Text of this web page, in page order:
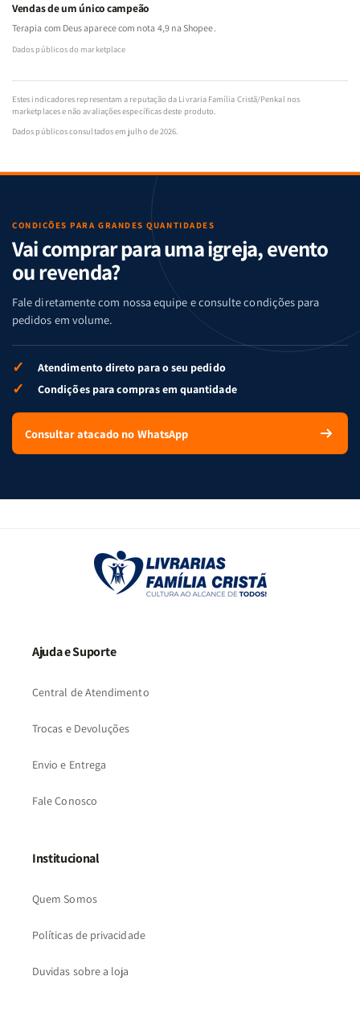
Vendas de um único campeão
Terapia com Deus aparece com nota 4,9 na Shopee.
Dados públicos do marketplace
Estes indicadores representam a reputação da Livraria Família Cristã/Penkal nos
marketplaces e não avaliações específicas deste produto.
Dados públicos consultados em julho de 2026.
CONDIÇÕES PARA GRANDES QUANTIDADES
Vai comprar para uma igreja, evento
ou revenda?
Fale diretamente com nossa equipe e consulte condições para
pedidos em volume.
✓ Atendimento direto para o seu pedido
✓ Condições para compras em quantidade
Consultar atacado no WhatsApp
Ajuda e Suporte
Central de Atendimento
Trocas e Devoluções
Envio e Entrega
Fale Conosco
Institucional
Quem Somos
Políticas de privacidade
Duvidas sobre a loja